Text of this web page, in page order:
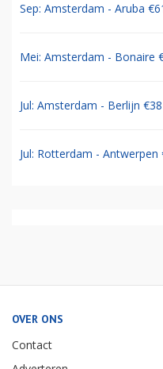
Sep: Amsterdam - Aruba
Mei: Amsterdam - Bonaire
Jul: Amsterdam - Berlijn €38
Jul: Rotterdam - Antwerpen
OVER ONS
Contact